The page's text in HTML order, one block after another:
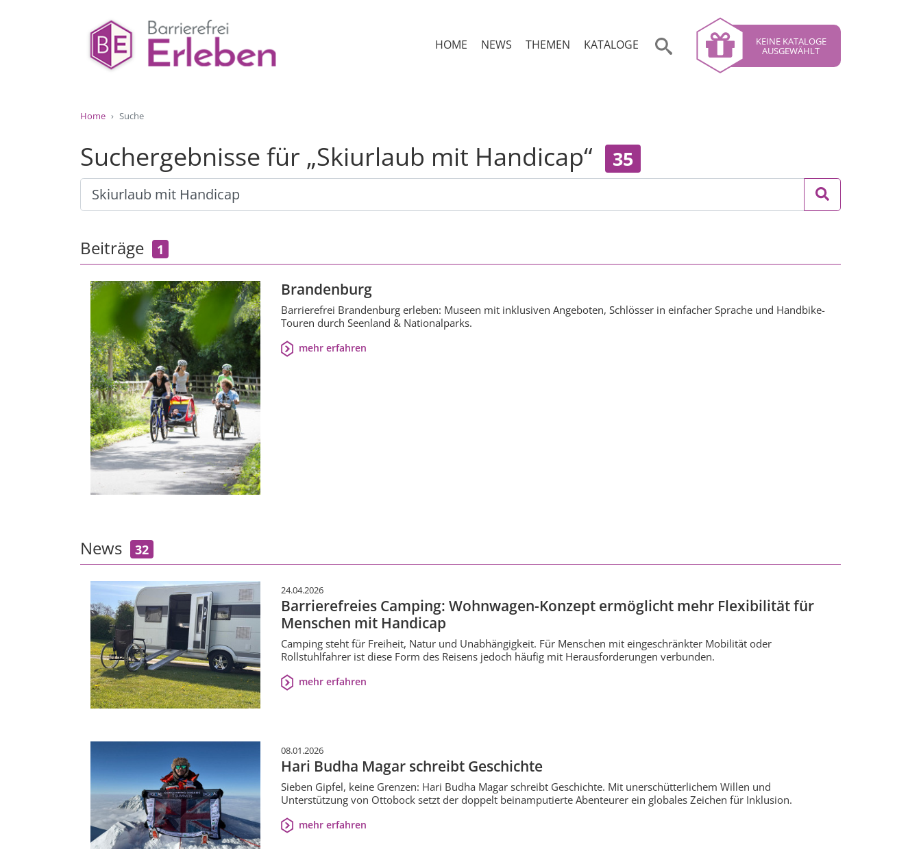
HOME NEWS THEMEN KATALOGE KEINE KATALOGE
AUSGEWÄHLT
Home Suche
Suchergebnisse für „Skiurlaub mit Handicap“ 35
Beiträge 1
Brandenburg
Barrierefrei Brandenburg erleben: Museen mit inklusiven Angeboten, Schlösser in einfacher Sprache und Handbike-
Touren durch Seenland & Nationalparks.
mehr erfahren
News 32
24.04.2026
Barrierefreies Camping: Wohnwagen-Konzept ermöglicht mehr Flexibilität für
Menschen mit Handicap
Camping steht für Freiheit, Natur und Unabhängigkeit. Für Menschen mit eingeschränkter Mobilität oder
Rollstuhlfahrer ist diese Form des Reisens jedoch häufig mit Herausforderungen verbunden.
mehr erfahren
08.01.2026
Hari Budha Magar schreibt Geschichte
Sieben Gipfel, keine Grenzen: Hari Budha Magar schreibt Geschichte. Mit unerschütterlichem Willen und
Unterstützung von Ottobock setzt der doppelt beinamputierte Abenteurer ein globales Zeichen für Inklusion.
mehr erfahren